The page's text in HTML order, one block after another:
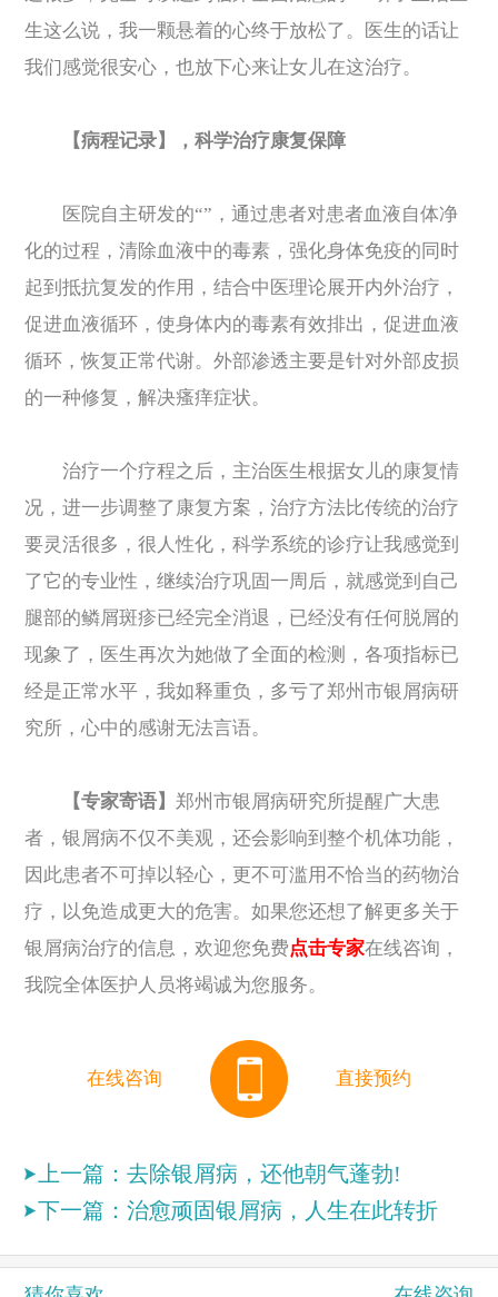
生这么说，我一颗悬着的心终于放松了。医生的话让
我们感觉很安心，也放下心来让女儿在这治疗。
【病程记录】，科学治疗康复保障
医院自主研发的“”，通过患者对患者血液自体净
化的过程，清除血液中的毒素，强化身体免疫的同时
起到抵抗复发的作用，结合中医理论展开内外治疗，
促进血液循环，使身体内的毒素有效排出，促进血液
循环，恢复正常代谢。外部渗透主要是针对外部皮损
的一种修复，解决瘙痒症状。
治疗一个疗程之后，主治医生根据女儿的康复情
况，进一步调整了康复方案，治疗方法比传统的治疗
要灵活很多，很人性化，科学系统的诊疗让我感觉到
了它的专业性，继续治疗巩固一周后，就感觉到自己
腿部的鳞屑斑疹已经完全消退，已经没有任何脱屑的
现象了，医生再次为她做了全面的检测，各项指标已
经是正常水平，我如释重负，多亏了郑州市银屑病研
究所，心中的感谢无法言语。
【专家寄语】 郑州市银屑病研究所提醒广大患
者，银屑病不仅不美观，还会影响到整个机体功能，
因此患者不可掉以轻心，更不可滥用不恰当的药物治
疗，以免造成更大的危害。如果您还想了解更多关于
银屑病治疗的信息，欢迎您免费点击专家在线咨询，
我院全体医护人员将竭诚为您服务。
在线咨询 直接预约
上一篇：去除银屑病，还他朝气蓬勃!
下一篇：治愈顽固银屑病，人生在此转折